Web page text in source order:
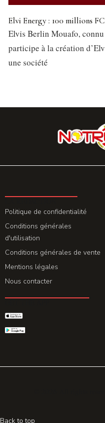
Elvi Energy : 100 millions
Elvis Berlin Mouafo,
participe à la création
une société
Politique de confidentialité
Conditions générales
d'utilisation
Conditions générales de vente
Mentions légales
Nous contacter
Back to top